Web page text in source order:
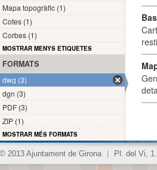
Mapa topogràfic (1)
Cotes (1)
Corbes (1)
MOSTRAR MENYS ETIQUETES
FORMATS
dwg (3)
dgn (3)
PDF (3)
ZIP (1)
MOSTRAR MÉS FORMATS
© 2013 Ajuntament de Girona Pl. del Vi,